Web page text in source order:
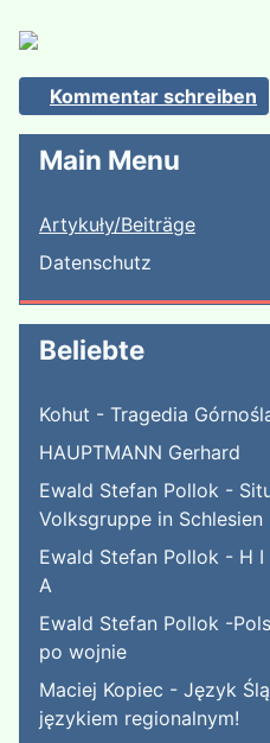
Main Menu
Artykuły/Beiträge
Datenschutz
Beliebte
Kohut - Tragedia
HAUPTMANN Gerhard
Ewald Stefan Pollok -
Volksgruppe in Schlesien
Ewald Stefan Pollok - H
A
Ewald Stefan Pollok -
po wojnie
Maciej Kopiec - Język
językiem regionalnym!
Kommentar schreiben